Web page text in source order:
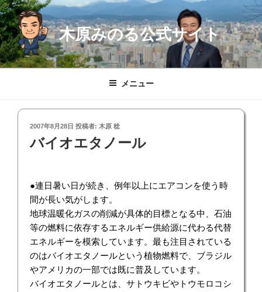
コ
ン
テ
ン
ツ
木原みのる公式サイト
メニュー
投
日:
2007年8月28日 投稿者: 木原 稔
バイオエタノール
●連日暑い日が続き、例年以上にエアコンを使う時
間が長い気がします。
地球温暖化ガスの削減が具体的目標となる中、石油
等の燃料に依存するエネルギー供給源に代わる代替
エネルギーを模索しています。最も注目されている
のはバイオエタノールという植物燃料で、ブラジル
やアメリカの一部では既に普及しています。
バイオエタノールとは、サトウキビやトウモロコシ